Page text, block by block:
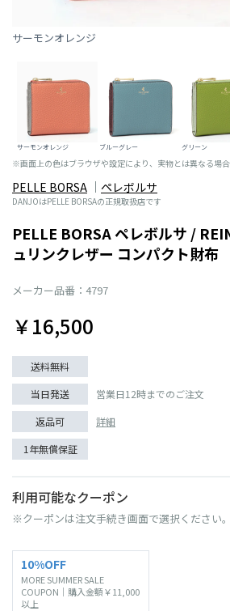
サーモンオレンジ
サーモンオレンジ ブルーグレー グリーン
※画面上の色はブラウザや設定により、実物とは異なる場合
PELLE BORSA ペレボルサ
DANJOはPELLE BORSAの正規取扱店です
PELLE BORSA ペレボルサ /
ュリンクレザー コンパクト財布
メーカー品番：4797
￥16,500
送料無料
当日発送
営業日12時までのご注文
返品可
詳細
1年無償保証
利用可能なクーポン
※クーポンは注文手続き画面で選択ください。
10%OFF
MORE SUMMER SALE
COUPON｜購入金額￥11,000
以上